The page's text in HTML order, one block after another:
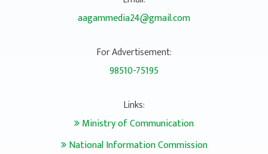
aagammedia24@gmail.com
For Advertisement:
98510-75195
Links:
Ministry of Communication
National Information Commission